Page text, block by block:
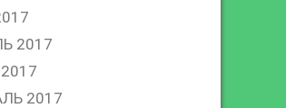
2017
2017